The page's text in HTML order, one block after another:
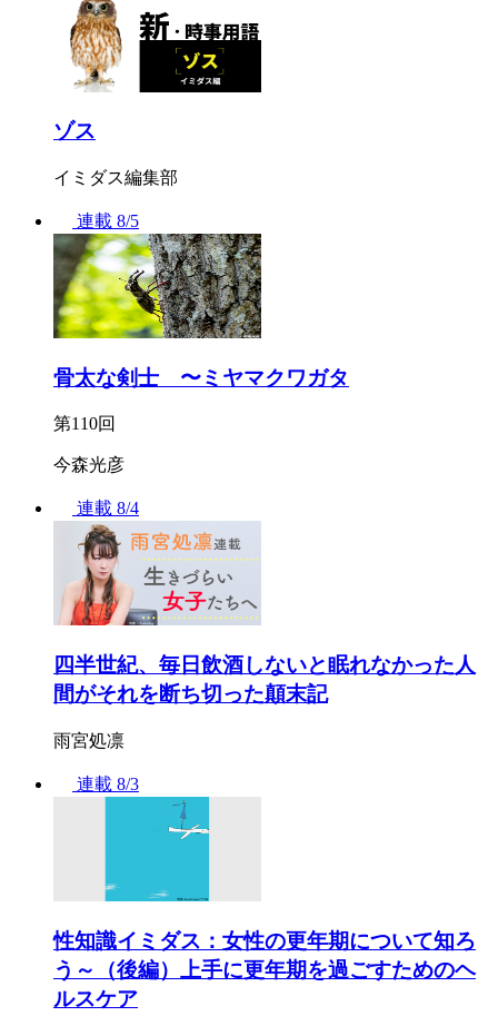
ゾス
イミダス編集部
連載 8/5
骨太な剣士 〜ミヤマクワガタ
第110回
今森光彦
連載 8/4
四半世紀、毎日飲酒しないと眠れなかった人
間がそれを断ち切った顛末記
雨宮処凛
連載 8/3
性知識イミダス：女性の更年期について知ろ
う～（後編）上手に更年期を過ごすためのヘ
ルスケア